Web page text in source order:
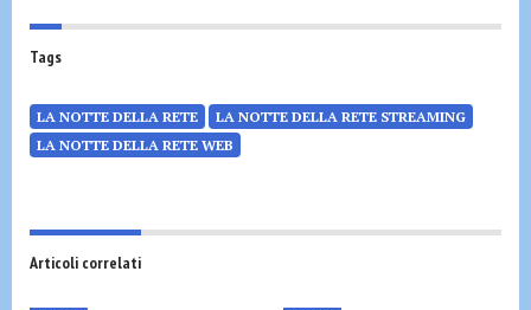
Tags
LA NOTTE DELLA RETE
LA NOTTE DELLA RETE STREAMING
LA NOTTE DELLA RETE WEB
Articoli correlati